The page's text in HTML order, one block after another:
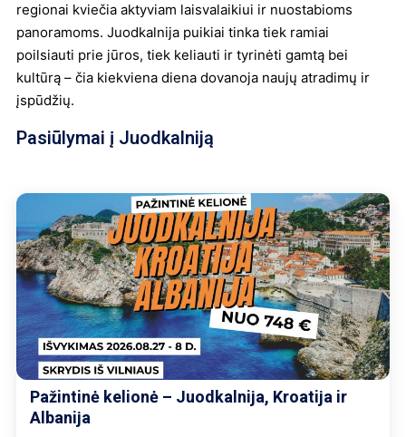
regionai kviečia aktyviam laisvalaikiui ir nuostabioms
panoramoms. Juodkalnija puikiai tinka tiek ramiai
poilsiauti prie jūros, tiek keliauti ir tyrinėti gamtą bei
kultūrą – čia kiekviena diena dovanoja naujų atradimų ir
įspūdžių.
Pasiūlymai į Juodkalniją
Pažintinė kelionė – Juodkalnija, Kroatija ir
Albanija